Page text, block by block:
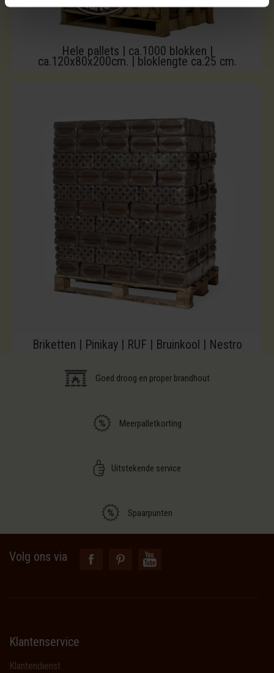
Hele pallets | ca.1000 blokken |
ca.120x80x200cm. | bloklengte ca.25 cm.
Briketten | Pinikay | RUF | Bruinkool | Nestro
Goed droog en proper brandhout
Meerpalletkorting
Uitstekende service
Spaarpunten
Volg ons via
Klantenservice
Klantendienst